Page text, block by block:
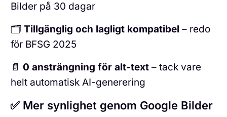
Bilder på 30 dagar
🗂️ Tillgänglig och lagligt kompatibel – redo
för BFSG 2025
📄 0 ansträngning för alt-text – tack vare
helt automatisk AI-generering
✅ Mer synlighet genom Google Bilder